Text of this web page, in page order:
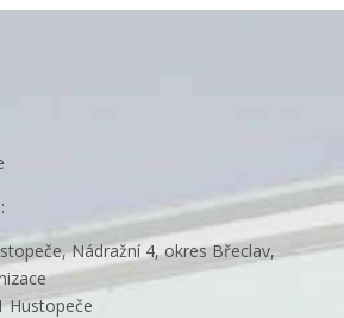
Nádražní 4, okres Břeclav,
Hustopeče